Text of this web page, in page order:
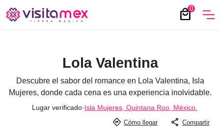
0
local_mall
Lola Valentina
Descubre el sabor del romance en Lola Valentina, Isla
Mujeres, donde cada cena es una experiencia inolvidable.
Lugar verificado·Isla Mujeres, Quintana Roo, México.
directions Cómo llegar share Compartir